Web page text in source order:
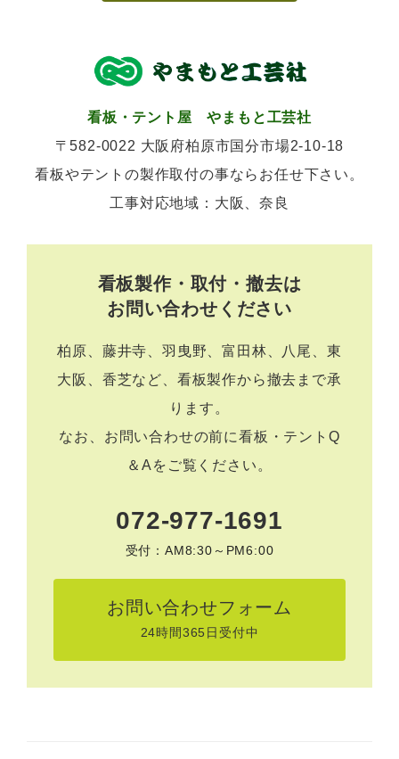
看板・テント屋 やまもと工芸社
〒582-0022 大阪府柏原市国分市場2-10-18
看板やテントの製作取付の事ならお任せ下さい。
工事対応地域：大阪、奈良
看板製作・取付・撤去は
お問い合わせください
柏原、藤井寺、羽曳野、富田林、八尾、東
大阪、香芝など、看板製作から撤去まで承
ります。
なお、お問い合わせの前に看板・テントQ
＆A をご覧ください。
072-977-1691
受付：AM8:30～PM6:00
お問い合わせフォーム
24時間365日受付中